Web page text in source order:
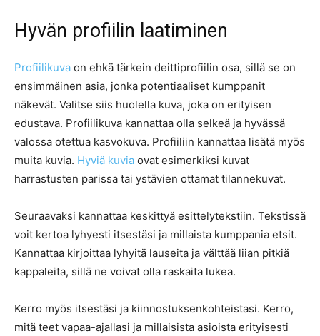
Hyvän profiilin laatiminen
Profiilikuva on ehkä tärkein deittiprofiilin osa, sillä se on
ensimmäinen asia, jonka potentiaaliset kumppanit
näkevät. Valitse siis huolella kuva, joka on erityisen
edustava. Profiilikuva kannattaa olla selkeä ja hyvässä
valossa otettua kasvokuva. Profiiliin kannattaa lisätä myös
muita kuvia. Hyviä kuvia ovat esimerkiksi kuvat
harrastusten parissa tai ystävien ottamat tilannekuvat.
Seuraavaksi kannattaa keskittyä esittelytekstiin. Tekstissä
voit kertoa lyhyesti itsestäsi ja millaista kumppania etsit.
Kannattaa kirjoittaa lyhyitä lauseita ja välttää liian pitkiä
kappaleita, sillä ne voivat olla raskaita lukea.
Kerro myös itsestäsi ja kiinnostuksenkohteistasi. Kerro,
mitä teet vapaa-ajallasi ja millaisista asioista erityisesti